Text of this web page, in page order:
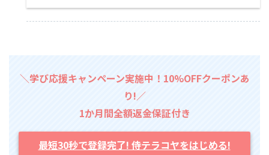
＼学び応援キャンペーン実施中！10%OFFクーポンあ
り!／
1か月間全額返金保証付き
最短30秒で登録完了! 侍テラコヤをはじめる!